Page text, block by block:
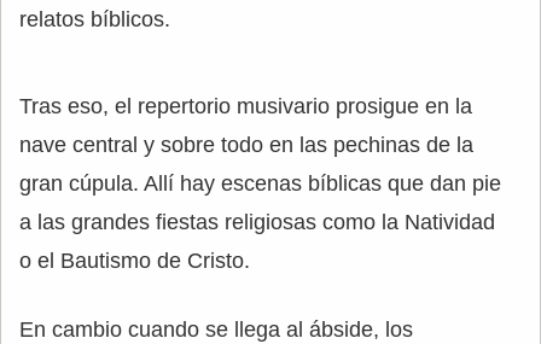
relatos bíblicos.
Tras eso, el repertorio musivario prosigue en la
nave central y sobre todo en las pechinas de la
gran cúpula. Allí hay escenas bíblicas que dan pie
a las grandes fiestas religiosas como la Natividad
o el Bautismo de Cristo.
En cambio cuando se llega al ábside, los